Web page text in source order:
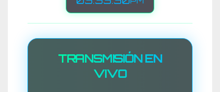
TRANSMISIÓN EN
VIVO